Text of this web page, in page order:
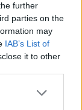
further
parties on the
may
IAB’s List of
it to other
more Google